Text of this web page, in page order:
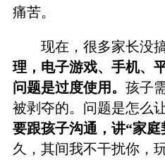
痛苦。
现在，很多家长没
理，电子游戏、手机、
问题是过度使用。 孩子
被剥夺的。问题是怎么
要跟孩子沟通，讲“家庭
久，其间我不干扰你，